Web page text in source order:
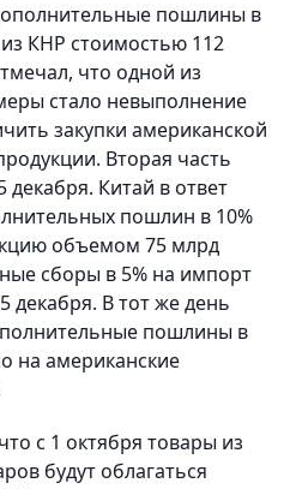
пошлины в
КНР стоимостью 112
что одной из
стало невыполнение
закупки американской
Вторая часть
декабря. Китай в ответ
пошлин в 10%
объемом 75 млрд
сборы в 5% на импорт
декабря. В тот же день
пошлины в
на американские
с 1 октября товары из
будут облагаться